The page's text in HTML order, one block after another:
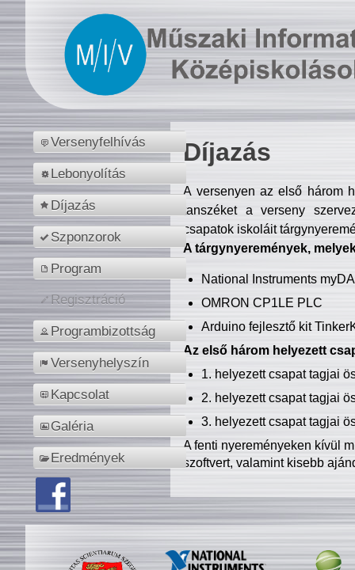
Versenyfelhívás
Lebonyolítás
Díjazás
Szponzorok
Program
Regisztráció
Programbizottság
Versenyhelyszín
Kapcsolat
Galéria
Eredmények
Díjazás
A versenyen az első három
tanszéket a verseny
csapatok iskoláit
A tárgynyeremények,
National Instruments
OMRON CP1LE PLC
Arduino fejlesztő kit
Az első három helyezett
1. helyezett csapat tagjai
2. helyezett csapat tagjai
3. helyezett csapat tagjai
A fenti nyereményeken kívül
szoftvert, valamint kisebb